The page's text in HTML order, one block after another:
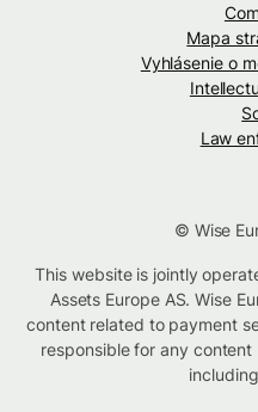
Mapa
Vyhlásenie o
Law
© Wise
This website is jointly
Assets Europe AS. Wise
content related to payment
responsible for any